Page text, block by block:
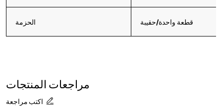
الحزمة قطعة واحدة/حقيبة
مراجعات المنتجات
اكتب مراجعة